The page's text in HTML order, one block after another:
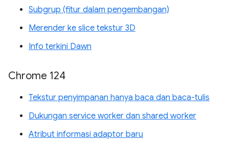
Subgrup (fitur dalam pengembangan)
Merender ke slice tekstur 3D
Info terkini Dawn
Chrome 124
Tekstur penyimpanan hanya baca dan baca-tulis
Dukungan service worker dan shared worker
Atribut informasi adaptor baru